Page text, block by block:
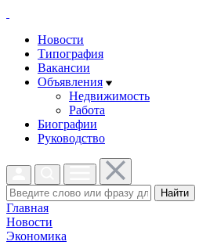
Новости
Типография
Вакансии
Объявления
Недвижимость
Работа
Биографии
Руководство
Найти
Главная
Новости
Экономика